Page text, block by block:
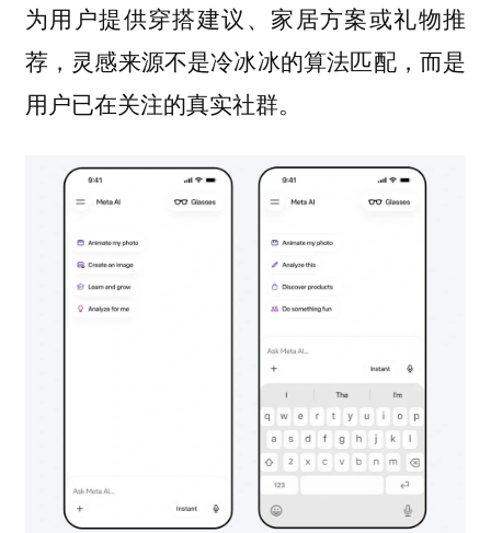
为用户提供穿搭建议、家居方案或礼物推
荐，灵感来源不是冷冰冰的算法匹配，而是
用户已在关注的真实社群。